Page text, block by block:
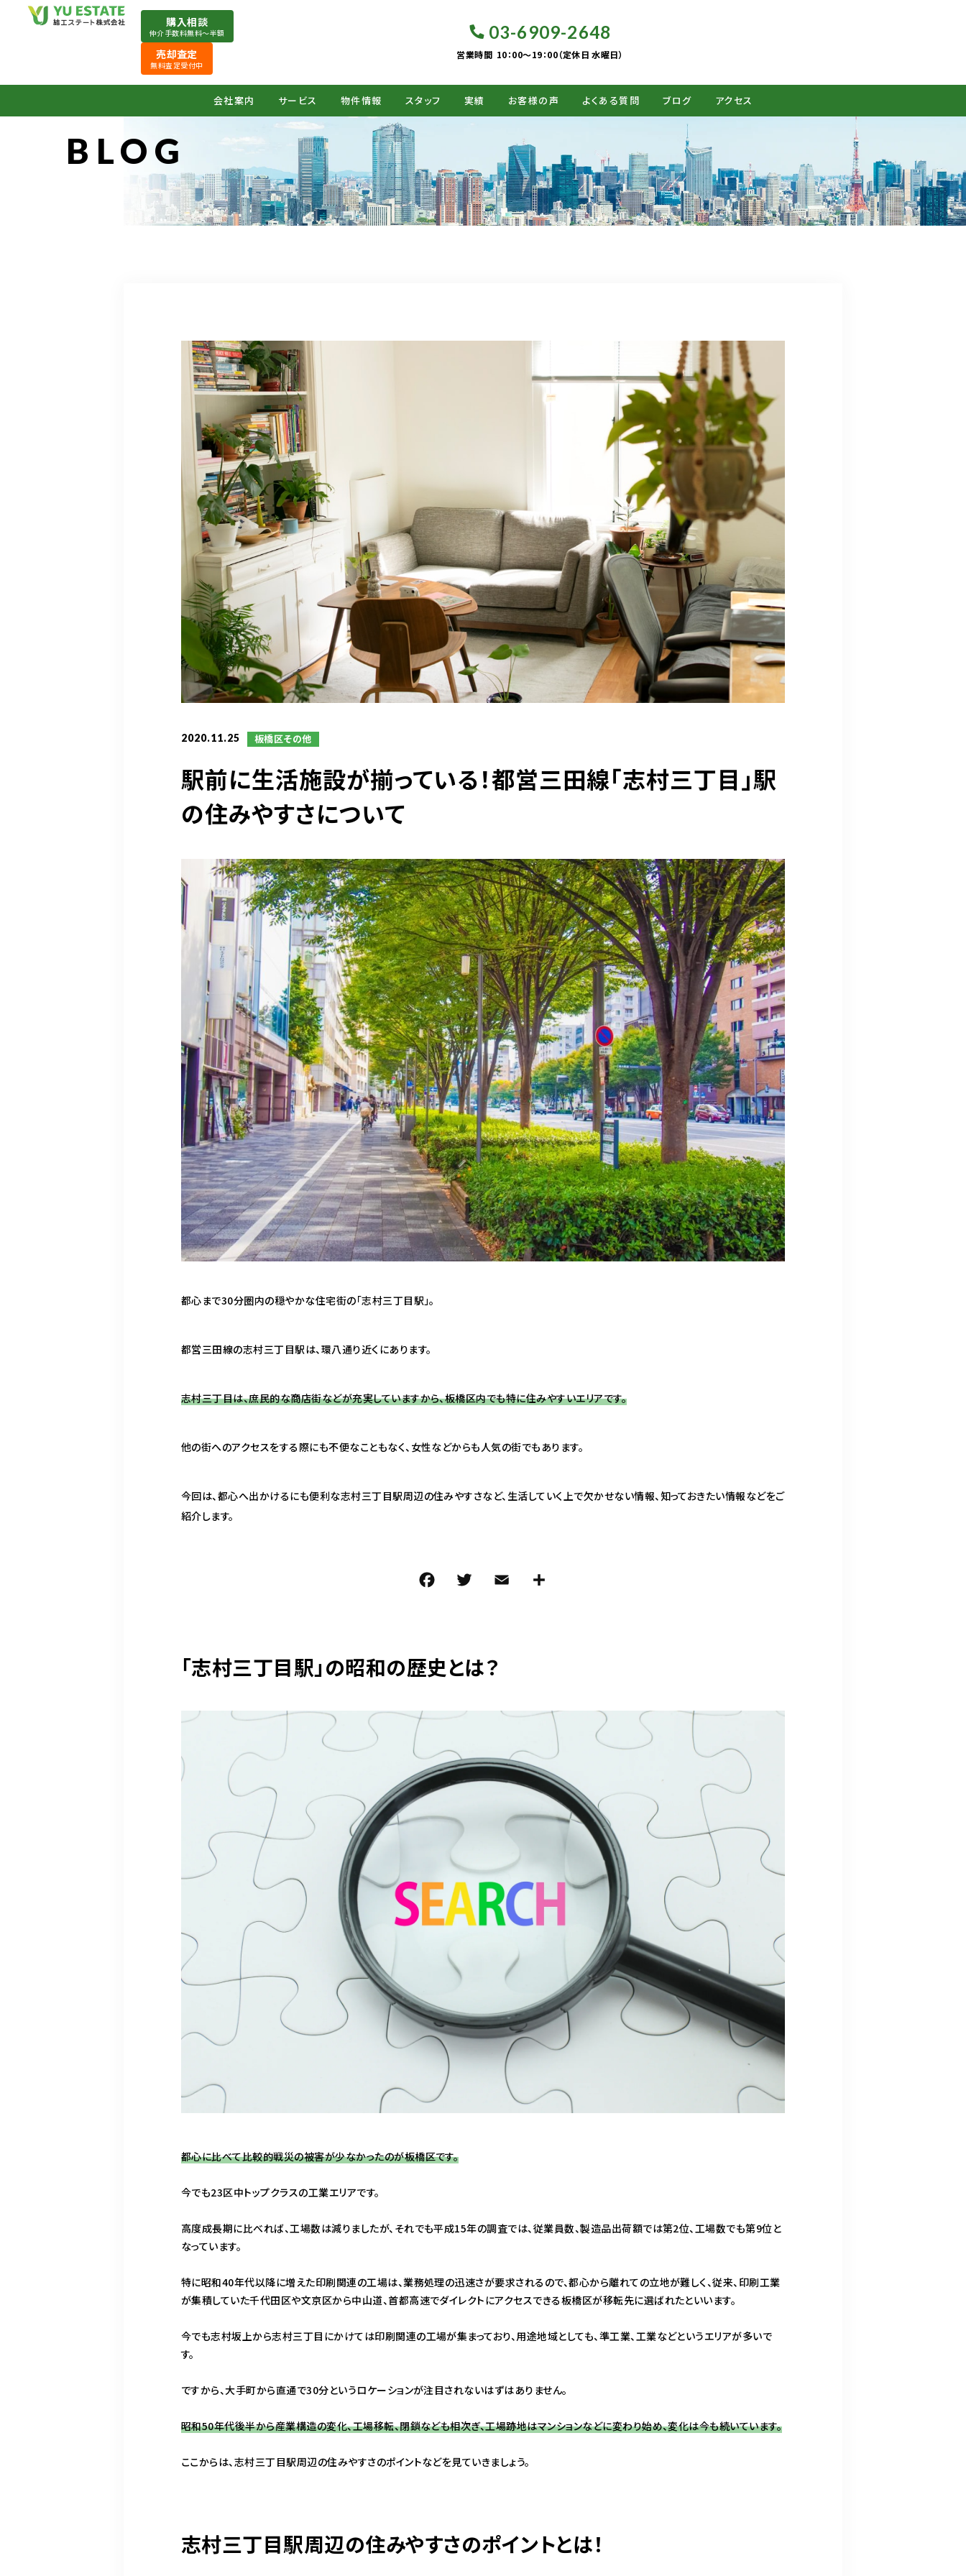
購入相談
仲介手数料無料〜半額
売却査定
無料査定受付中
03-6909-2648
営業時間 10：00～19：00（定休日 水曜日）
会社案内 サービス 物件情報 スタッフ 実績 お客様の声 よくある質問 ブログ アクセス
BLOG
2020.11.25 板橋区その他
駅前に生活施設が揃っている！都営三田線「志村三丁目」駅
の住みやすさについて
都心まで30分圏内の穏やかな住宅街の「志村三丁目駅」。
都営三田線の志村三丁目駅は、環八通り近くにあります。
志村三丁目は、庶民的な商店街などが充実していますから、板橋区内でも特に住みやすいエリアです。
他の街へのアクセスをする際にも不便なこともなく、女性などからも人気の街でもあります。
今回は、都心へ出かけるにも便利な志村三丁目駅周辺の住みやすさなど、生活していく上で欠かせない情報、知っておきたい情報などをご
紹介します。
e
b
o
k
T
te
r
「志村三丁目駅」の昭和の歴史とは？
都心に比べて比較的戦災の被害が少なかったのが板橋区です。
今でも23区中トップクラスの工業エリアです。
高度成長期に比べれば、工場数は減りましたが、それでも平成15年の調査では、従業員数、製造品出荷額では第2位、工場数でも第9位と
なっています。
特に昭和40年代以降に増えた印刷関連の工場は、業務処理の迅速さが要求されるので、都心から離れての立地が難しく、従来、印刷工業
が集積していた千代田区や文京区から中山道、首都高速でダイレクトにアクセスできる板橋区が移転先に選ばれたといいます。
今でも志村坂上から志村三丁目にかけては印刷関連の工場が集まっており、用途地域としても、準工業、工業などというエリアが多いで
す。
ですから、大手町から直通で30分というロケーションが注目されないはずはありません。
昭和50年代後半から産業構造の変化、工場移転、閉鎖なども相次ぎ、工場跡地はマンションなどに変わり始め、変化は今も続いています。
ここからは、志村三丁目駅周辺の住みやすさのポイントなどを見ていきましょう。
志村三丁目駅周辺の住みやすさのポイントとは！